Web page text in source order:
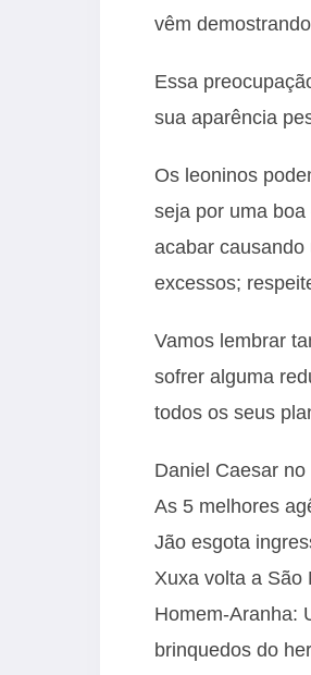
vêm
Essa
sua aparência
Os leoninos
seja por uma
acabar
excessos;
Vamos lembrar
sofrer alguma
todos os seus
Daniel Caesar
As 5 melhores
Jão esgota
Xuxa volta a São
Homem-Aranha:
brinquedos do